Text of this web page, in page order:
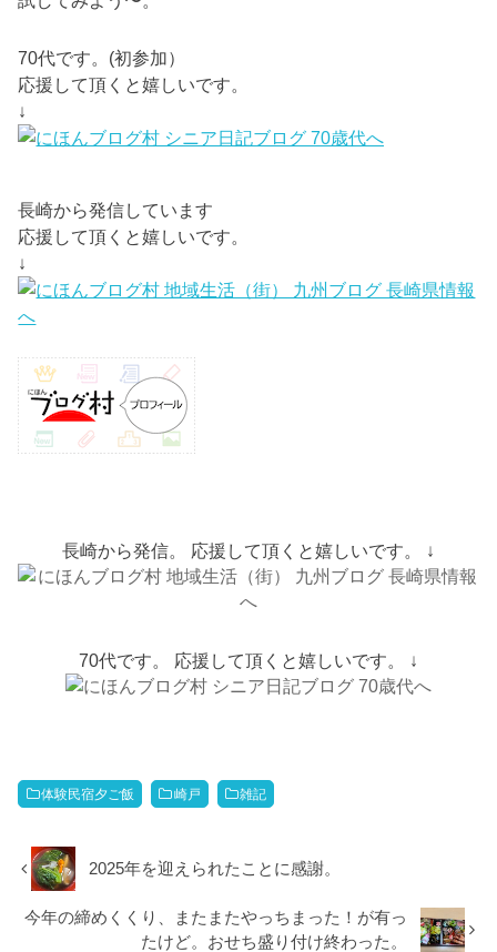
70代です。(初参加）
応援して頂くと嬉しいです。
↓
長崎から発信しています
応援して頂くと嬉しいです。
↓
長崎から発信。 応援して頂くと嬉しいです。 ↓
70代です。 応援して頂くと嬉しいです。 ↓
体験民宿夕ご飯 崎戸 雑記
2025年を迎えられたことに感謝。
今年の締めくくり、またまたやっちまった！が有っ
たけど。おせち盛り付け終わった。